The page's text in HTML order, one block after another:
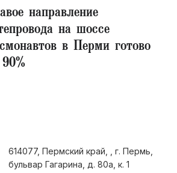
направление
на шоссе
в Перми готово
614077, Пермский край, , г. Пермь,
бульвар Гагарина, д. 80а, к. 1